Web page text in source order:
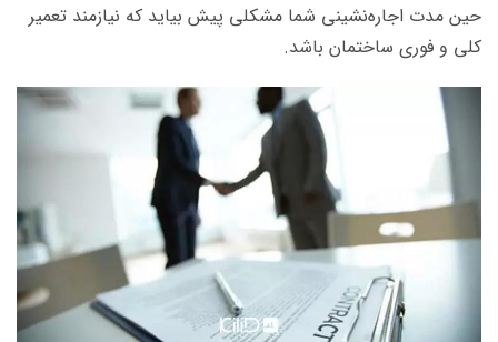
حین مدت اجاره‌نشینی شما مشکلی پیش بیاید که نیازمند تعمیر
کلی و فوری ساختمان باشد.